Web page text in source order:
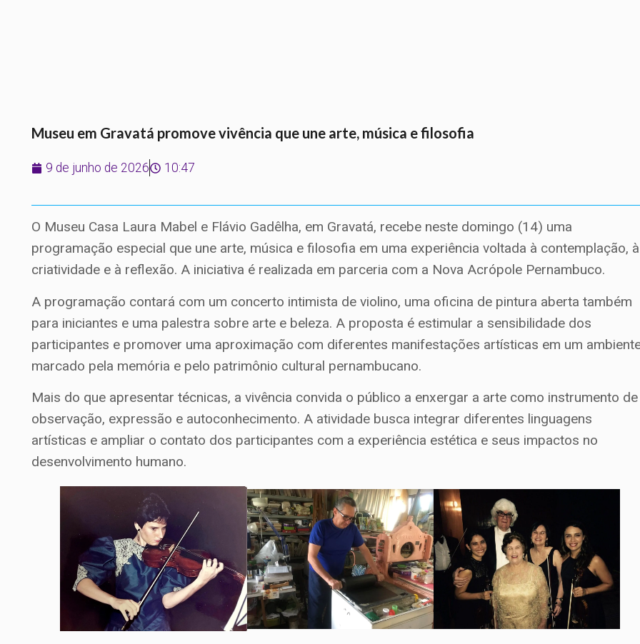
Museu em Gravatá promove vivência que une arte, música e filosofia
9 de junho de 2026 10:47
O Museu Casa Laura Mabel e Flávio Gadêlha, em Gravatá, recebe neste domingo (14) uma
programação especial que une arte, música e filosofia em uma experiência voltada à contemplação, à
criatividade e à reflexão. A iniciativa é realizada em parceria com a Nova Acrópole Pernambuco.
A programação contará com um concerto intimista de violino, uma oficina de pintura aberta também
para iniciantes e uma palestra sobre arte e beleza. A proposta é estimular a sensibilidade dos
participantes e promover uma aproximação com diferentes manifestações artísticas em um
marcado pela memória e pelo patrimônio cultural pernambucano.
Mais do que apresentar técnicas, a vivência convida o público a enxergar a arte como instrumento de
observação, expressão e autoconhecimento. A atividade busca integrar diferentes linguagens
artísticas e ampliar o contato dos participantes com a experiência estética e seus impactos no
desenvolvimento humano.